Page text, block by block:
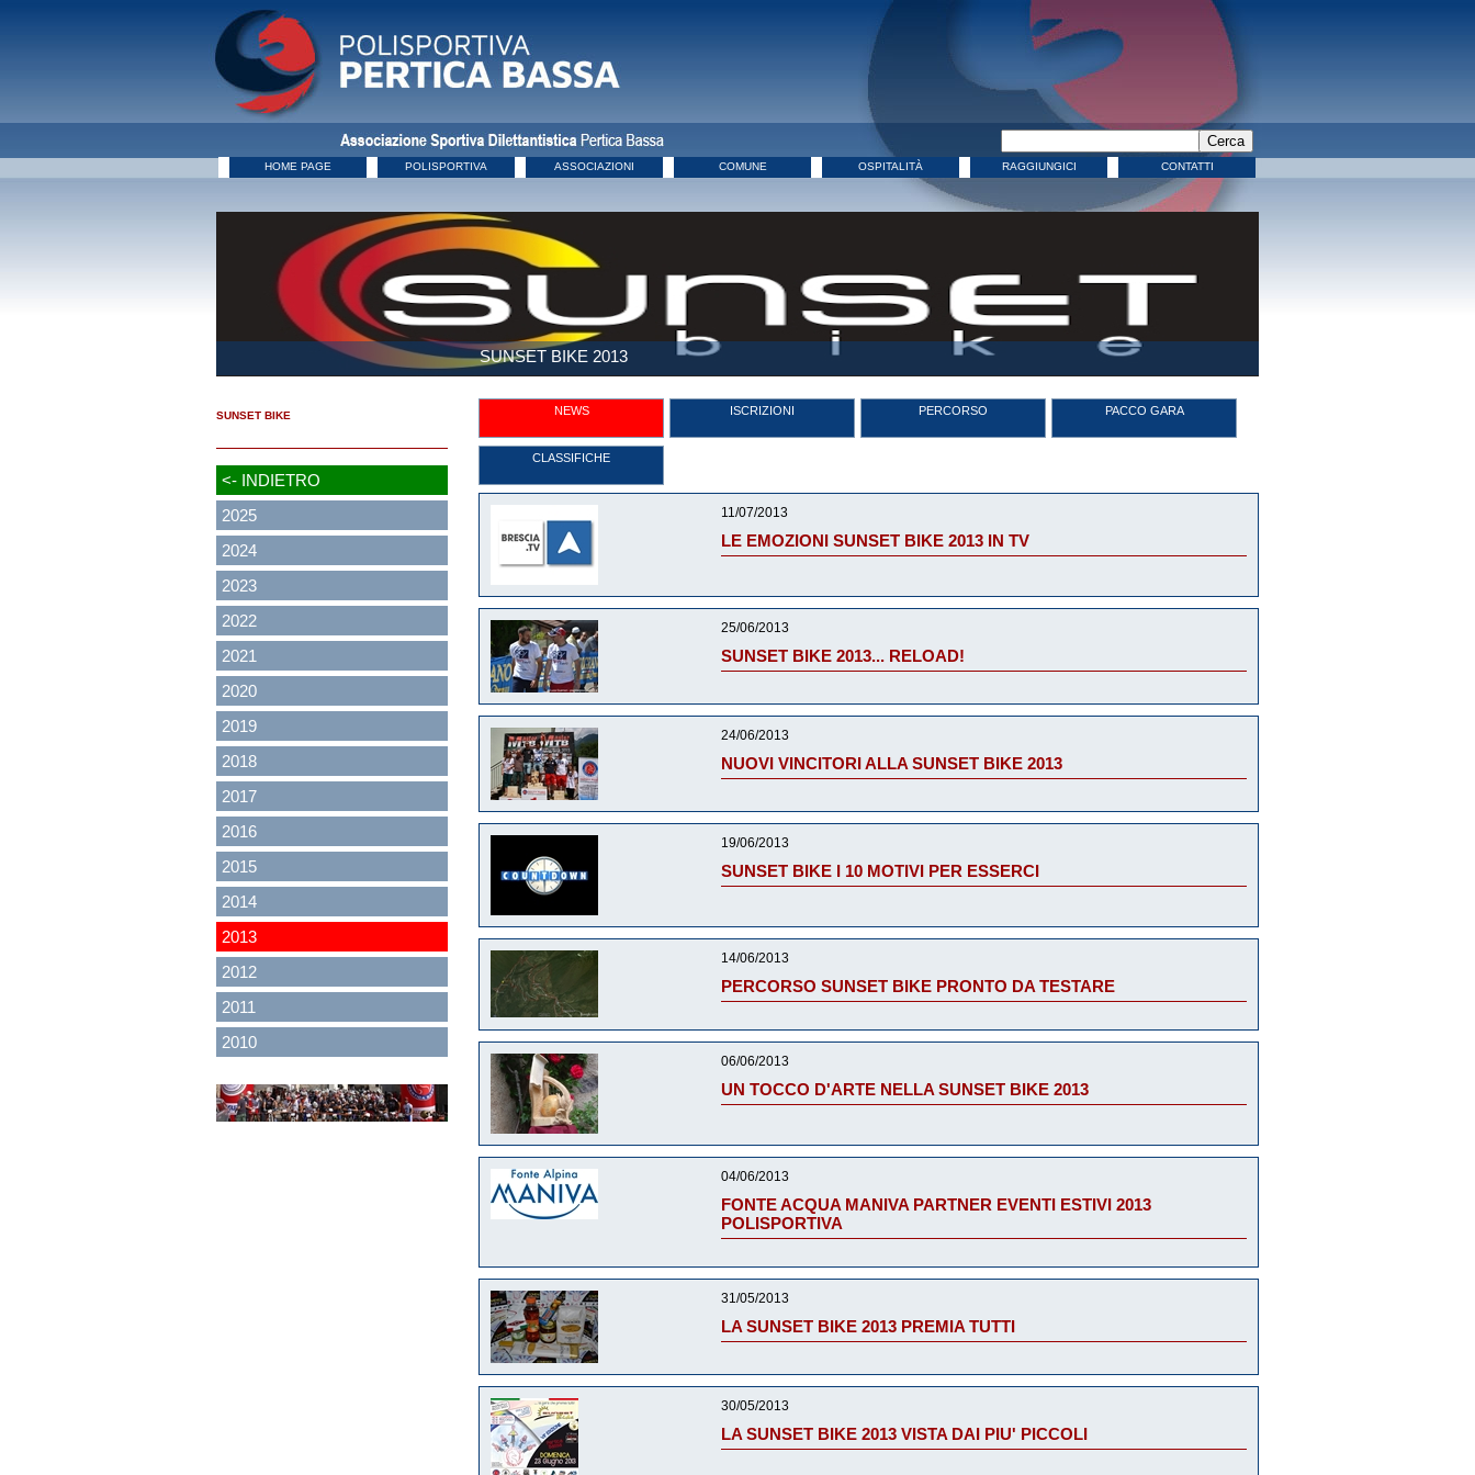
HOME PAGE POLISPORTIVA ASSOCIAZIONI COMUNE OSPITALITÀ RAGGIUNGICI CONTATTI
SUNSET BIKE 2013
SUNSET BIKE
<- INDIETRO
2025
2024
2023
2022
2021
2020
2019
2018
2017
2016
2015
2014
2013
2012
2011
2010
NEWS ISCRIZIONI PERCORSO PACCO GARA
CLASSIFICHE
11/07/2013
LE EMOZIONI SUNSET BIKE 2013 IN TV
25/06/2013
SUNSET BIKE 2013... RELOAD!
24/06/2013
NUOVI VINCITORI ALLA SUNSET BIKE 2013
19/06/2013
SUNSET BIKE I 10 MOTIVI PER ESSERCI
14/06/2013
PERCORSO SUNSET BIKE PRONTO DA TESTARE
06/06/2013
UN TOCCO D'ARTE NELLA SUNSET BIKE 2013
04/06/2013
FONTE ACQUA MANIVA PARTNER EVENTI ESTIVI 2013
POLISPORTIVA
31/05/2013
LA SUNSET BIKE 2013 PREMIA TUTTI
30/05/2013
LA SUNSET BIKE 2013 VISTA DAI PIU' PICCOLI